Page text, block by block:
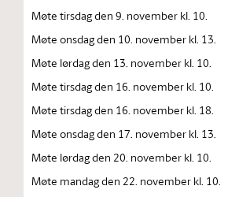
Møte tirsdag den 9. november kl. 10.
Møte onsdag den 10. november kl. 13.
Møte lørdag den 13. november kl. 10.
Møte tirsdag den 16. november kl. 10.
Møte tirsdag den 16. november kl. 18.
Møte onsdag den 17. november kl. 13.
Møte lørdag den 20. november kl. 10.
Møte mandag den 22. november kl. 10.